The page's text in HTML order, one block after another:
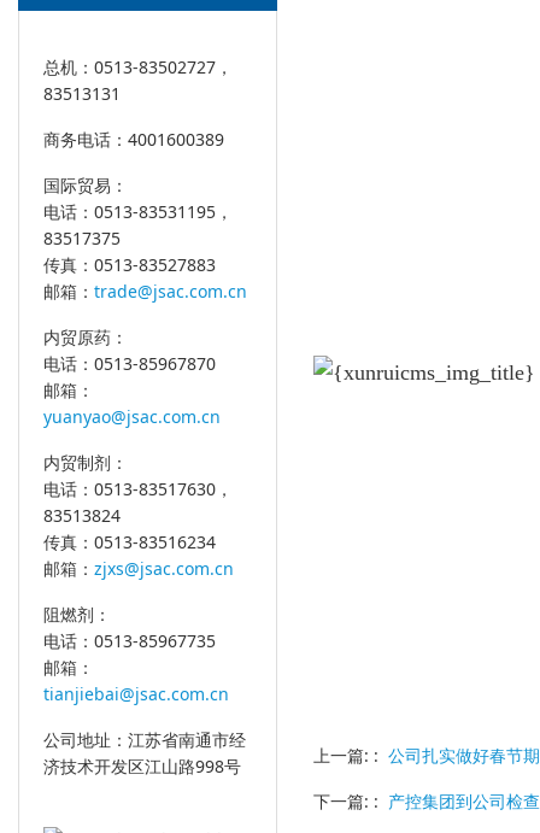
总机：0513-83502727，
83513131
商务电话：4001600389
国际贸易：
电话：0513-83531195，
83517375
传真：0513-83527883
邮箱： trade@jsac.com.cn
内贸原药：
电话：0513-85967870
邮箱：
yuanyao@jsac.com.cn
内贸制剂：
电话：0513-83517630，
83513824
传真：0513-83516234
邮箱： zjxs@jsac.com.cn
阻燃剂：
电话：0513-85967735
邮箱：
tianjiebai@jsac.com.cn
公司地址：江苏省南通市经
济技术开发区江山路998号
上一篇: : 公司扎实做好春节
下一篇: : 产控集团到公司检